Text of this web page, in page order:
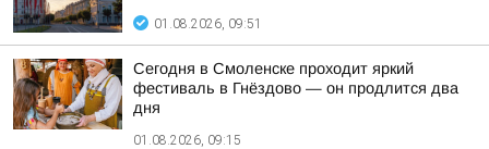
01.08.2026, 09:51
Сегодня в Смоленске проходит яркий
фестиваль в Гнёздово — он продлится два
дня
01.08.2026, 09:15